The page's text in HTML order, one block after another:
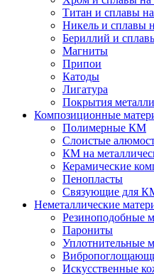
Титан и сплавы
Никель и сплавы
Бериллий и
Магниты
Припои
Катоды
Лигатура
Покрытия
Композиционные
Полимерные КМ
Слоистые
КМ на
Керамические
Пенопласты
Связующие для
Неметаллические
Резиноподобные
Парониты
Уплотнительные
Искусственные